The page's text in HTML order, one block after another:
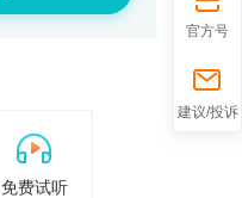
免费试听
官方号
建议/投诉